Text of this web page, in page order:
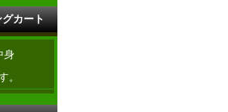
カート
身
。